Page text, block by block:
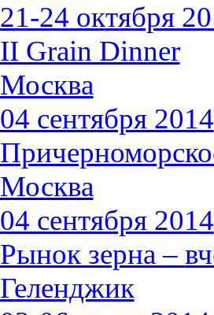
21-24 октября
II Grain Dinner
Москва
04 сентября 2014
Москва
04 сентября 2014
Рынок зерна –
Геленджик